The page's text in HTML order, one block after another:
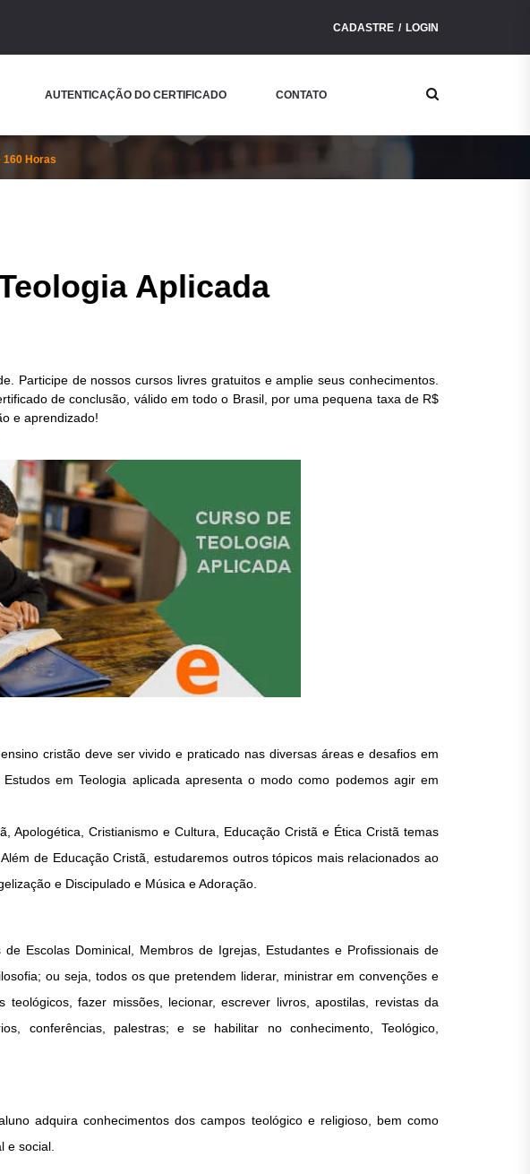
CADASTRE LOGIN
AUTENTICAÇÃO DO CERTIFICADO CONTATO
Buscar
160 Horas
Aplicada
Participe de nossos cursos livres gratuitos e amplie seus conhecimentos.
de conclusão, válido em todo o Brasil, por uma pequena taxa de R$
e aprendizado!
cristão deve ser vivido e praticado nas diversas áreas e desafios em
em Teologia aplicada apresenta o modo como podemos agir em
Apologética, Cristianismo e Cultura, Educação Cristã e Ética Cristã temas
de Educação Cristã, estudaremos outros tópicos mais relacionados ao
e Discipulado e Música e Adoração.
Escolas Dominical, Membros de Igrejas, Estudantes e Profissionais de
ou seja, todos os que pretendem liderar, ministrar em convenções e
teológicos, fazer missões, lecionar, escrever livros, apostilas, revistas da
conferências, palestras; e se habilitar no conhecimento, Teológico,
adquira conhecimentos dos campos teológico e religioso, bem como
e social.